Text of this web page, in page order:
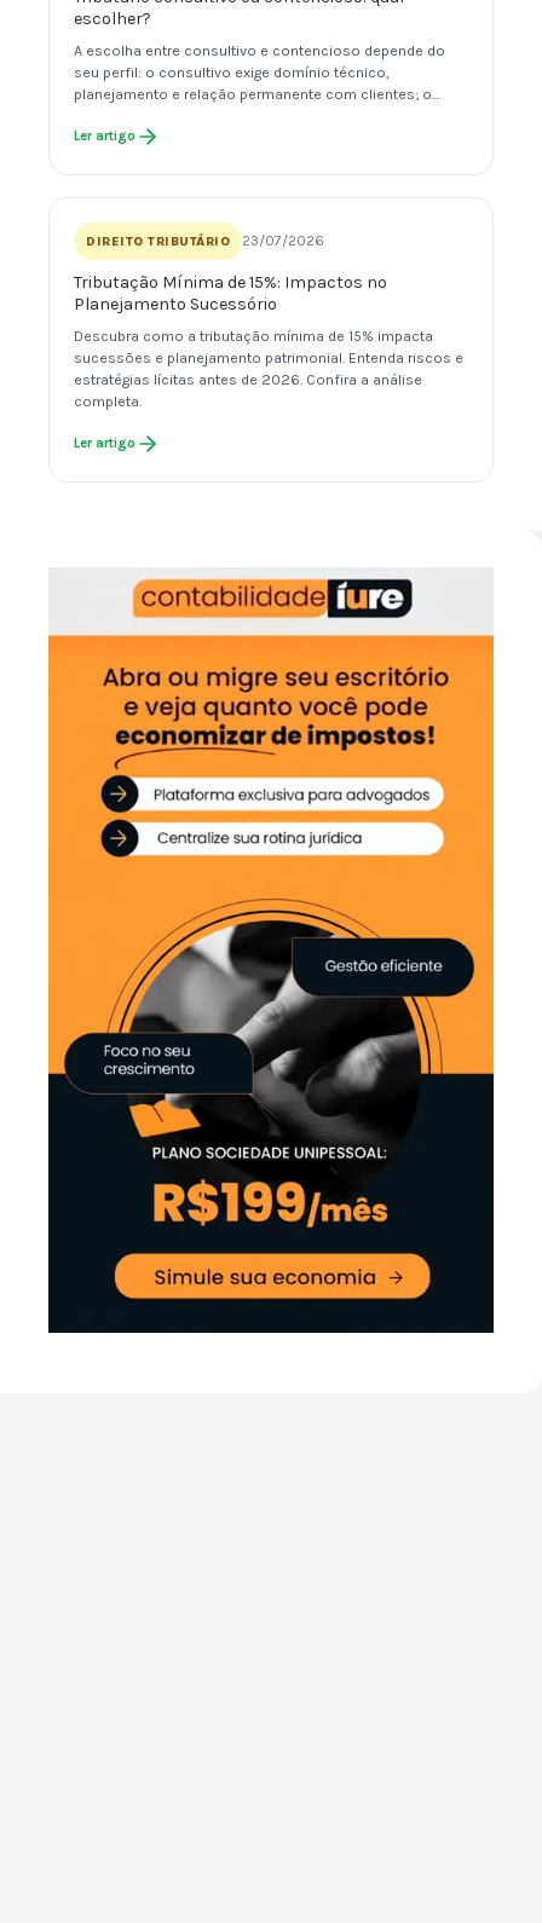
escolher?
A escolha entre consultivo e contencioso depende do
seu perfil: o consultivo exige domínio técnico,
planejamento e relação permanente com clientes; o…
Ler artigo
DIREITO TRIBUTÁRIO 23/07/2026
Tributação Mínima de 15%: Impactos no
Planejamento Sucessório
Descubra como a tributação mínima de 15% impacta
sucessões e planejamento patrimonial. Entenda riscos e
estratégias lícitas antes de 2026. Confira a análise
completa.
Ler artigo